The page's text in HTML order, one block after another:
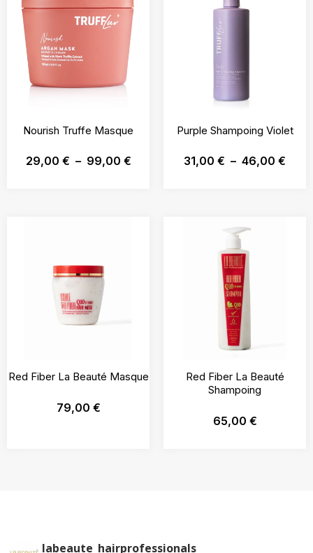
Nourish Truffe Masque
29,00 € – 99,00 €
Purple Shampoing Violet
31,00 € – 46,00 €
Red Fiber La Beauté Masque
79,00 €
Red Fiber La Beauté
Shampoing
65,00 €
labeaute_hairprofessionals